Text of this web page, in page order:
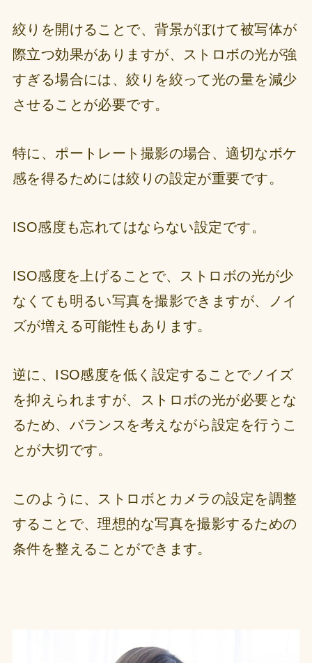
絞りを開けることで、背景がぼけて被写体が
際立つ効果がありますが、ストロボの光が強
すぎる場合には、絞りを絞って光の量を減少
させることが必要です。
特に、ポートレート撮影の場合、適切なボケ
感を得るためには絞りの設定が重要です。
ISO感度も忘れてはならない設定です。
ISO感度を上げることで、ストロボの光が少
なくても明るい写真を撮影できますが、ノイ
ズが増える可能性もあります。
逆に、ISO感度を低く設定することでノイズ
を抑えられますが、ストロボの光が必要とな
るため、バランスを考えながら設定を行うこ
とが大切です。
このように、ストロボとカメラの設定を調整
することで、理想的な写真を撮影するための
条件を整えることができます。